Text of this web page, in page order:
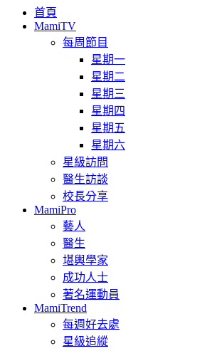
首頁
MamiTV
每周節目
星期一
星期二
星期三
星期四
星期五
星期六
星級訪問
醫生訪談
校長分享
MamiPro
藝人
醫生
堪輿學家
成功人士
著名運動員
MamiTrend
每週好去處
星級追縱